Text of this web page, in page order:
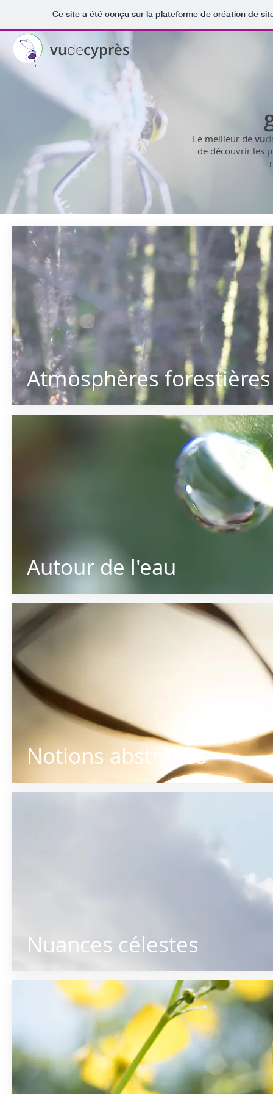
Ce site a été conçu sur la plateforme de création de
vudecyprès
Le meilleur de vu
de découvrir les
Atmosphères forestières
Autour de l'eau
Notions abstraites
Nuances célestes